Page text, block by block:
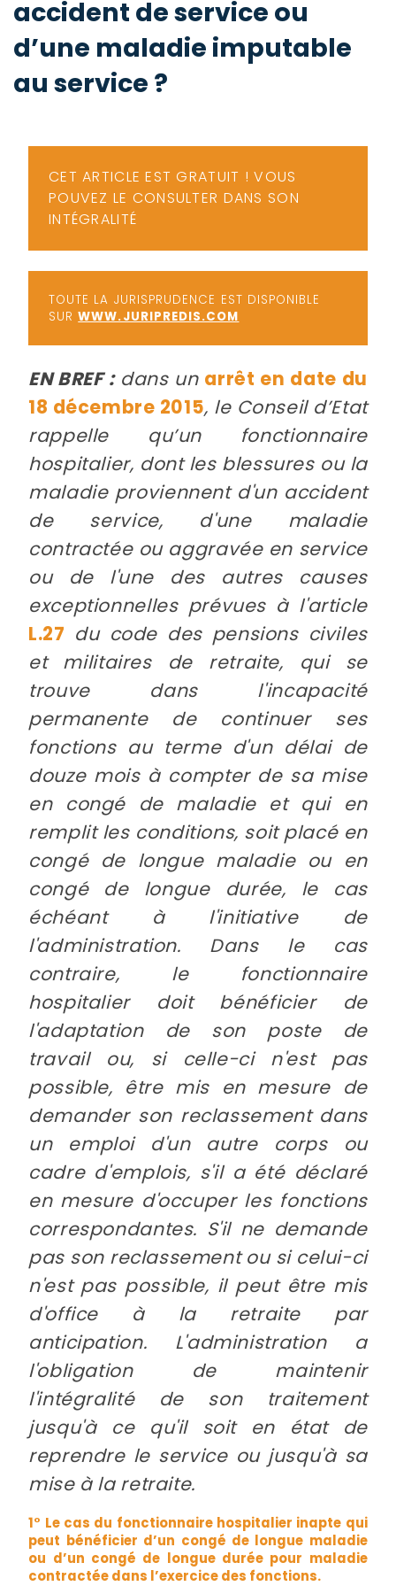
accident de service ou
d’une maladie imputable
au service ?
CET ARTICLE EST GRATUIT ! VOUS
POUVEZ LE CONSULTER DANS SON
INTÉGRALITÉ
TOUTE LA JURISPRUDENCE EST DISPONIBLE
SURWWW.JURIPREDIS.COM
EN BREF :dans un arrêt en date du
18 décembre 2015, le Conseil d’Etat
rappelle qu’un fonctionnaire
hospitalier, dont les blessures ou la
maladie proviennent d'un accident
de service, d'une maladie
contractée ou aggravée en service
ou de l'une des autres causes
exceptionnelles prévues à l'article
L.27 du code des pensions civiles
et militaires de retraite, qui se
trouve dans l'incapacité
permanente de continuer ses
fonctions au terme d'un délai de
douze mois à compter de sa mise
en congé de maladie et qui en
remplit les conditions, soit placé en
congé de longue maladie ou en
congé de longue durée, le cas
échéant à l'initiative de
l'administration. Dans le cas
contraire, le fonctionnaire
hospitalier doit bénéficier de
l'adaptation de son poste de
travail ou, si celle-ci n'est pas
possible, être mis en mesure de
demander son reclassement dans
un emploi d'un autre corps ou
cadre d'emplois, s'il a été déclaré
en mesure d'occuper les fonctions
correspondantes. S'il ne demande
pas son reclassement ou si celui-ci
n'est pas possible, il peut être mis
d'office à la retraite par
anticipation. L'administration a
l'obligation de maintenir
l'intégralité de son traitement
jusqu'à ce qu'il soit en état de
reprendre le service ou jusqu'à sa
mise à la retraite.
1° Le cas du fonctionnaire hospitalier inapte qui
peut bénéficier d’un congé de longue maladie
ou d’un congé de longue durée pour maladie
contractée dans l’exercice des fonctions.